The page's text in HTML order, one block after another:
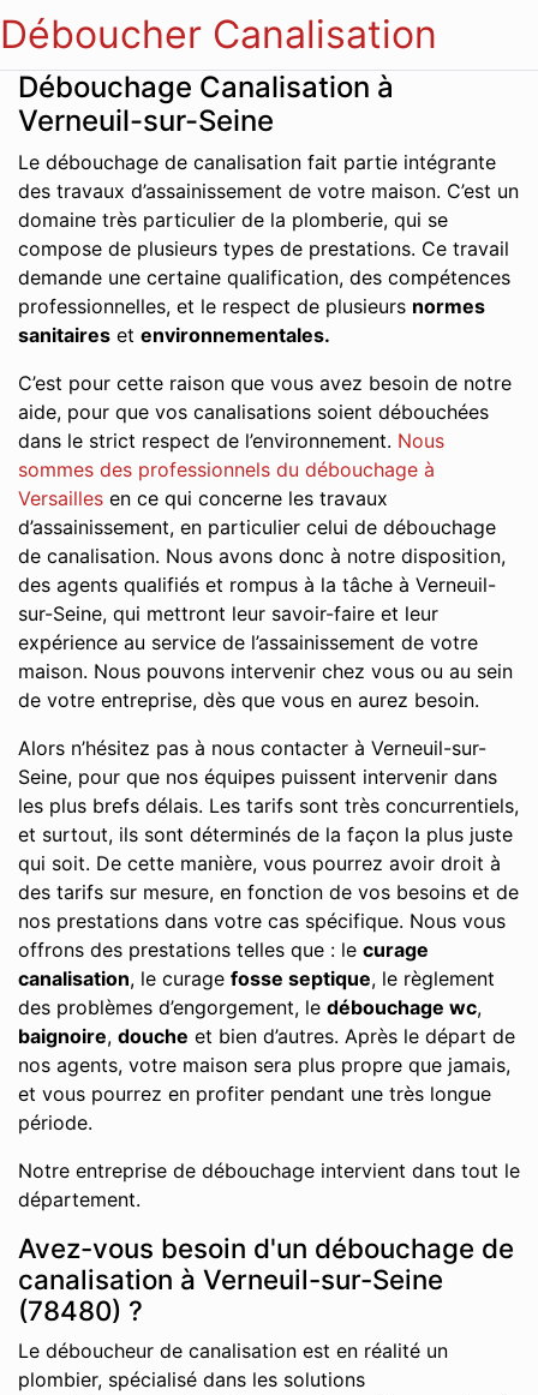
Déboucher Canalisation
Débouchage Canalisation à
Verneuil-sur-Seine
Le débouchage de canalisation fait partie intégrante
des travaux d’assainissement de votre maison. C’est un
domaine très particulier de la plomberie, qui se
compose de plusieurs types de prestations. Ce travail
demande une certaine qualification, des compétences
professionnelles, et le respect de plusieurs normes
sanitaires et environnementales.
C’est pour cette raison que vous avez besoin de notre
aide, pour que vos canalisations soient débouchées
dans le strict respect de l’environnement. Nous
sommes des professionnels du débouchage à
Versailles en ce qui concerne les travaux
d’assainissement, en particulier celui de débouchage
de canalisation. Nous avons donc à notre disposition,
des agents qualifiés et rompus à la tâche à Verneuil-
sur-Seine, qui mettront leur savoir-faire et leur
expérience au service de l’assainissement de votre
maison. Nous pouvons intervenir chez vous ou au sein
de votre entreprise, dès que vous en aurez besoin.
Alors n’hésitez pas à nous contacter à Verneuil-sur-
Seine, pour que nos équipes puissent intervenir dans
les plus brefs délais. Les tarifs sont très concurrentiels,
et surtout, ils sont déterminés de la façon la plus juste
qui soit. De cette manière, vous pourrez avoir droit à
des tarifs sur mesure, en fonction de vos besoins et de
nos prestations dans votre cas spécifique. Nous vous
offrons des prestations telles que : le curage
canalisation, le curage fosse septique, le règlement
des problèmes d’engorgement, le débouchage wc,
baignoire, douche et bien d’autres. Après le départ de
nos agents, votre maison sera plus propre que jamais,
et vous pourrez en profiter pendant une très longue
période.
Notre entreprise de débouchage intervient dans tout le
département.
Avez-vous besoin d'un débouchage de
canalisation à Verneuil-sur-Seine
(78480) ?
Le déboucheur de canalisation est en réalité un
plombier, spécialisé dans les solutions